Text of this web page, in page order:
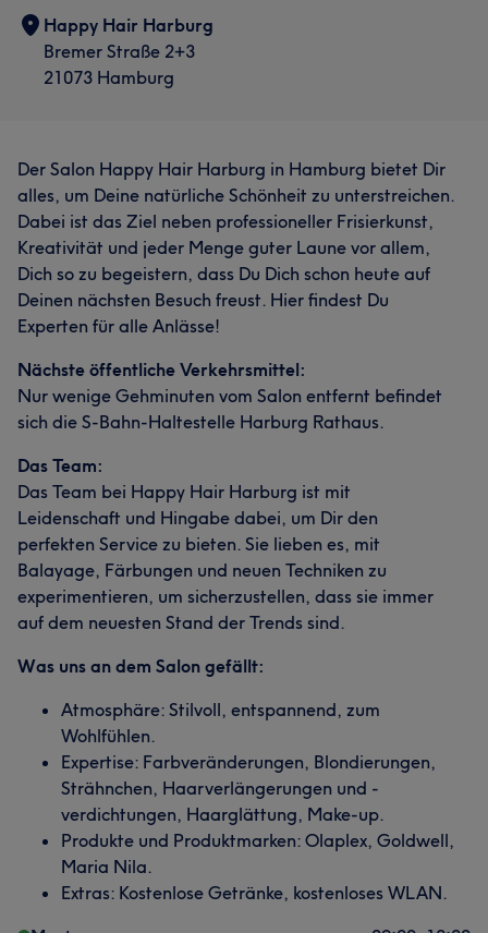
Kompetent 21 Talentiert 17 Professionell
Freundlich
Was unsere Kunden über Manu sagen
Erfahren 7
Was unsere Kunden über Seel sagen
Professionell 9 Sympathisch 5
Happy Hair Harburg
Bremer Straße 2+3
21073 Hamburg
Der Salon Happy Hair Harburg in Hamburg bietet Dir
alles, um Deine natürliche Schönheit zu unterstreichen.
Dabei ist das Ziel neben professioneller Frisierkunst,
Kreativität und jeder Menge guter Laune vor allem,
Dich so zu begeistern, dass Du Dich schon heute auf
Deinen nächsten Besuch freust. Hier findest Du
Experten für alle Anlässe!
Nächste öffentliche Verkehrsmittel:
Nur wenige Gehminuten vom Salon entfernt befindet
sich die S-Bahn-Haltestelle Harburg Rathaus.
Das Team:
Das Team bei Happy Hair Harburg ist mit
Leidenschaft und Hingabe dabei, um Dir den
perfekten Service zu bieten. Sie lieben es, mit
Balayage, Färbungen und neuen Techniken zu
experimentieren, um sicherzustellen, dass sie immer
auf dem neuesten Stand der Trends sind.
Was uns an dem Salon gefällt:
Atmosphäre: Stilvoll, entspannend, zum
Wohlfühlen.
Expertise: Farbveränderungen, Blondierungen,
Strähnchen, Haarverlängerungen und -
verdichtungen, Haarglättung, Make-up.
Produkte und Produktmarken: Olaplex, Goldwell,
Maria Nila.
Extras: Kostenlose Getränke, kostenloses WLAN.